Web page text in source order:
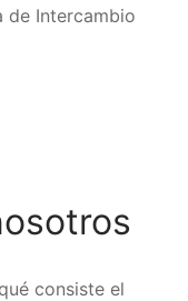
de Intercambio
consiste el